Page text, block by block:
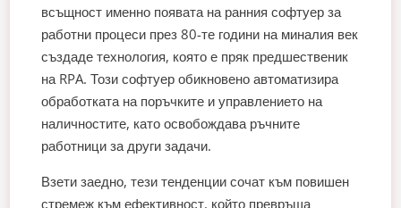
всъщност именно появата на ранния софтуер за
работни процеси през 80-те години на миналия век
създаде технология, която е пряк предшественик
на RPA. Този софтуер обикновено автоматизира
обработката на поръчките и управлението на
наличностите, като освобождава ръчните
работници за други задачи.
Взети заедно, тези тенденции сочат към повишен
стремеж към ефективност, който превръща